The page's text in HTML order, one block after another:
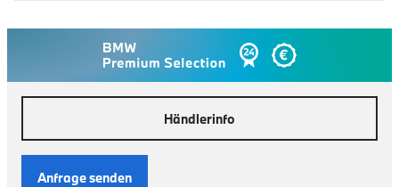
Händlerinfo
Anfrage senden